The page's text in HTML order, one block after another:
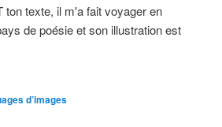
ton texte, il m'a fait voyager en
de poésie et son illustration est
d’images